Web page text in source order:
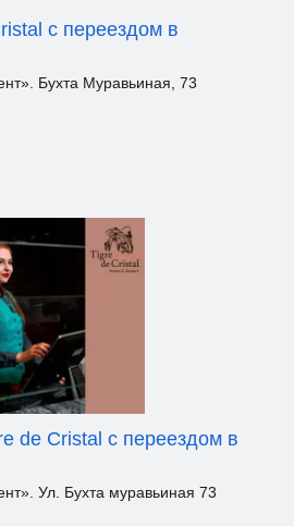
с переездом в
Бухта Муравьиная, 73
de Cristal с переездом в
Ул. Бухта муравьиная 73